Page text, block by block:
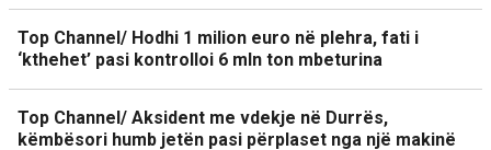
Top Channel/ Hodhi 1 milion euro në plehra, fati i
‘kthehet’ pasi kontrolloi 6 mln ton mbeturina
Top Channel/ Aksident me vdekje në Durrës,
këmbësori humb jetën pasi përplaset nga një makinë